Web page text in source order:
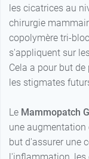
les cicatrices au
chirurgie
copolymère tri-
s'appliquent sur
Cela a pour but
les stigmates
Le Mammopatch
une augmentation
but d'assurer une